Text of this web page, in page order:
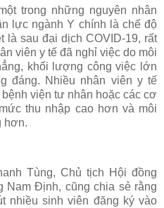
trong những nguyên nhân
lực ngành Y chính là chế độ
là sau đại dịch COVID-19, rất
viên y tế đã nghỉ việc do môi
khối lượng công việc lớn
đáng. Nhiều nhân viên y tế
viện tư nhân hoặc các cơ
thu nhập cao hơn và môi
hơn.
Tùng, Chủ tịch Hội đồng
Định, cũng chia sẻ rằng
nhiều sinh viên đăng ký vào